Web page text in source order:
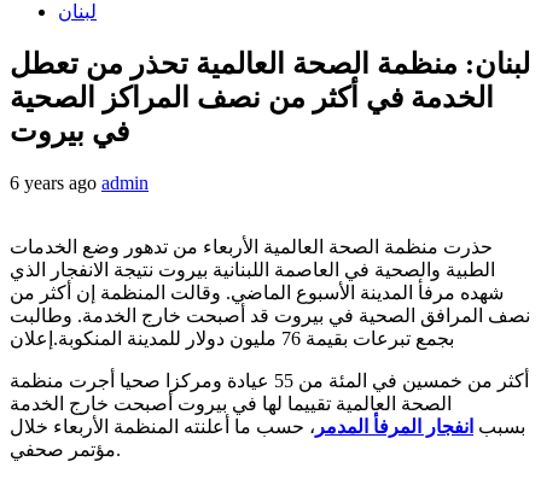
لبنان
لبنان: منظمة الصحة العالمية تحذر من تعطل
الخدمة في أكثر من نصف المراكز الصحية
في بيروت
6 years ago admin
حذرت منظمة الصحة العالمية الأربعاء من تدهور وضع الخدمات
الطبية والصحية في العاصمة اللبنانية بيروت نتيجة الانفجار الذي
شهده مرفأ المدينة الأسبوع الماضي. وقالت المنظمة إن أكثر من
نصف المرافق الصحية في بيروت قد أصبحت خارج الخدمة. وطالبت
بجمع تبرعات بقيمة 76 مليون دولار للمدينة المنكوبة.إعلان
أكثر من خمسين في المئة من 55 عيادة ومركزا صحيا أجرت منظمة
الصحة العالمية تقييما لها في بيروت أصبحت خارج الخدمة
بسبب انفجار المرفأ المدمر ، حسب ما أعلنته المنظمة الأربعاء خلال
مؤتمر صحفي.